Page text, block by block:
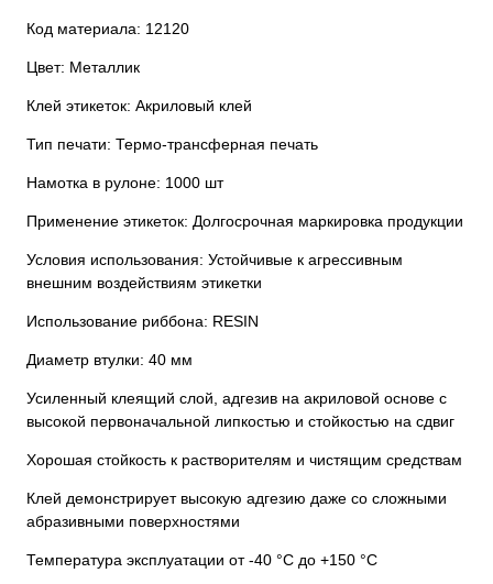
Код материала: 12120
Цвет: Металлик
Клей этикеток: Акриловый клей
Тип печати: Термо-трансферная печать
Намотка в рулоне: 1000 шт
Применение этикеток: Долгосрочная маркировка продукции
Условия использования: Устойчивые к агрессивным
внешним воздействиям этикетки
Использование риббона: RESIN
Диаметр втулки: 40 мм
Усиленный клеящий слой, адгезив на акриловой основе с
высокой первоначальной липкостью и стойкостью на сдвиг
Хорошая стойкость к растворителям и чистящим средствам
Клей демонстрирует высокую адгезию даже со сложными
абразивными поверхностями
Температура эксплуатации от -40 °C до +150 °C